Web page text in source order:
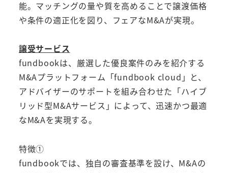
能。マッチングの量や質を高めることで譲渡価格
や条件の適正化を図り、フェアなM&Aが実現。
譲受サービス
fundbookは、厳選した優良案件のみを紹介する
M&Aプラットフォーム「fundbook cloud」と、
アドバイザーのサポートを組み合わせた「ハイブ
リッド型M&Aサービス」によって、迅速かつ最適
なM&Aを実現する。
特徴①
fundbookでは、独自の審査基準を設け、M&Aの